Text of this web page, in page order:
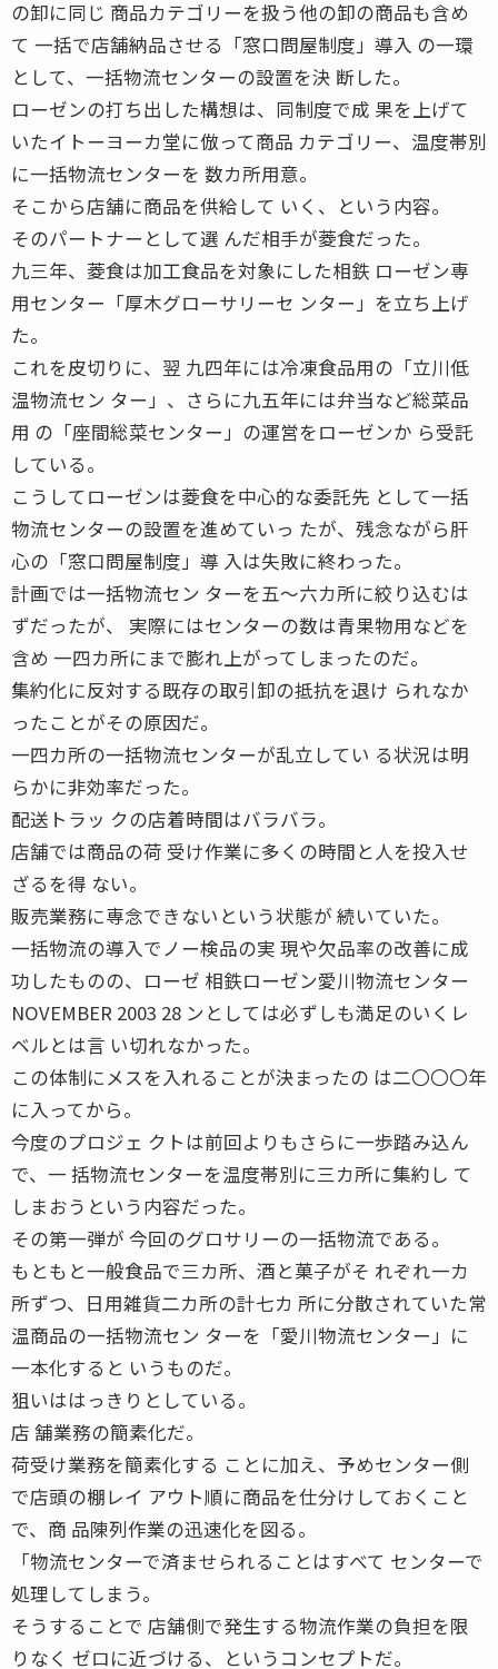
の卸に同じ 商品カテゴリーを扱う他の卸の商品も含め
て 一括で店舗納品させる「窓口問屋制度」導入 の一環
として、一括物流センターの設置を決 断した。
ローゼンの打ち出した構想は、同制度で成 果を上げて
いたイトーヨーカ堂に倣って商品 カテゴリー、温度帯別
に一括物流センターを 数カ所用意。
そこから店舗に商品を供給して いく、という内容。
そのパートナーとして選 んだ相手が菱食だった。
九三年、菱食は加工食品を対象にした相鉄 ローゼン専
用センター「厚木グローサリーセ ンター」を立ち上げ
た。
これを皮切りに、翌 九四年には冷凍食品用の「立川低
温物流セン ター」、さらに九五年には弁当など総菜品
用 の「座間総菜センター」の運営をローゼンか ら受託
している。
こうしてローゼンは菱食を中心的な委託先 として一括
物流センターの設置を進めていっ たが、残念ながら肝
心の「窓口問屋制度」導 入は失敗に終わった。
計画では一括物流セン ターを五〜六カ所に絞り込むは
ずだったが、 実際にはセンターの数は青果物用などを
含め 一四カ所にまで膨れ上がってしまったのだ。
集約化に反対する既存の取引卸の抵抗を退け られなか
ったことがその原因だ。
一四カ所の一括物流センターが乱立してい る状況は明
らかに非効率だった。
配送トラッ クの店着時間はバラバラ。
店舗では商品の荷 受け作業に多くの時間と人を投入せ
ざるを得 ない。
販売業務に専念できないという状態が 続いていた。
一括物流の導入でノー検品の実 現や欠品率の改善に成
功したものの、ローゼ 相鉄ローゼン愛川物流センター
NOVEMBER 2003 28 ンとしては必ずしも満足のいくレ
ベルとは言 い切れなかった。
この体制にメスを入れることが決まったの は二〇〇〇年
に入ってから。
今度のプロジェ クトは前回よりもさらに一歩踏み込ん
で、一 括物流センターを温度帯別に三カ所に集約し て
しまおうという内容だった。
その第一弾が 今回のグロサリーの一括物流である。
もともと一般食品で三カ所、酒と菓子がそ れぞれ一カ
所ずつ、日用雑貨二カ所の計七カ 所に分散されていた常
温商品の一括物流セン ターを「愛川物流センター」に
一本化すると いうものだ。
狙いははっきりとしている。
店 舗業務の簡素化だ。
荷受け業務を簡素化する ことに加え、予めセンター側
で店頭の棚レイ アウト順に商品を仕分けしておくこと
で、商 品陳列作業の迅速化を図る。
「物流センターで済ませられることはすべて センターで
処理してしまう。
そうすることで 店舗側で発生する物流作業の負担を限
りなく ゼロに近づける、というコンセプトだ。